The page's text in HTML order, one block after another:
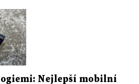
Nejlepší mobilní